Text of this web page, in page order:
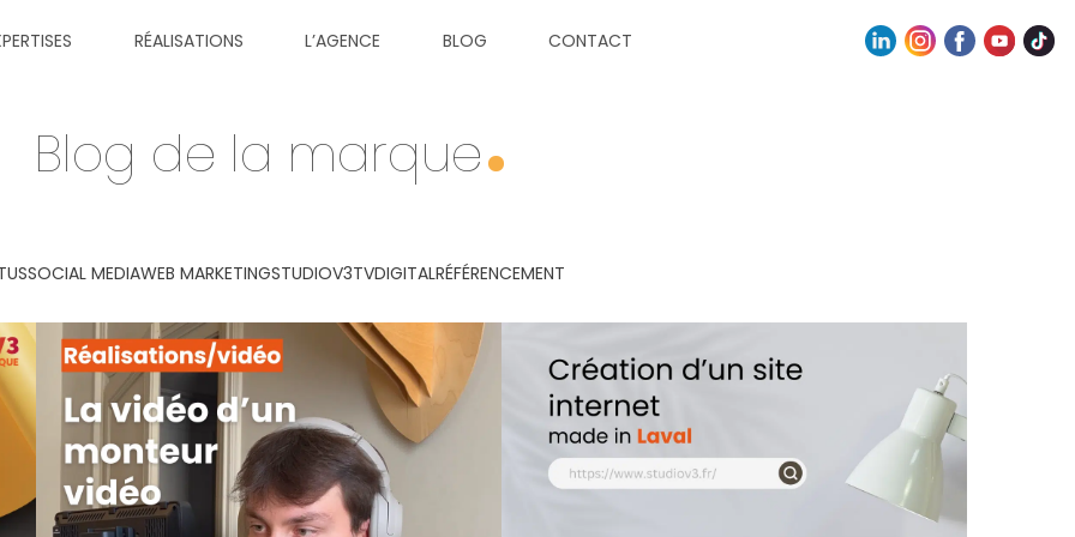
RÉALISATIONS L’AGENCE BLOG CONTACT
Blog de la marque
SOCIAL MEDIAWEB MARKETINGSTUDIOV3TVDIGITALRÉFÉRENCEMENT